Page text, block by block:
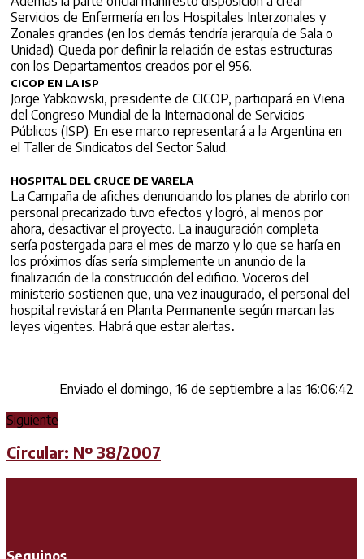
Servicios de Enfermería en los Hospitales Interzonales y
Zonales grandes (en los demás tendría jerarquía de Sala o
Unidad). Queda por definir la relación de estas estructuras
con los Departamentos creados por el 956.
CICOP EN LA ISP
Jorge Yabkowski, presidente de CICOP, participará en Viena
del Congreso Mundial de la Internacional de Servicios
Públicos (ISP). En ese marco representará a la Argentina en
el Taller de Sindicatos del Sector Salud.
HOSPITAL DEL CRUCE DE VARELA
La Campaña de afiches denunciando los planes de abrirlo con
personal precarizado tuvo efectos y logró, al menos por
ahora, desactivar el proyecto. La inauguración completa
sería postergada para el mes de marzo y lo que se haría en
los próximos días sería simplemente un anuncio de la
finalización de la construcción del edificio. Voceros del
ministerio sostienen que, una vez inaugurado, el personal del
hospital revistará en Planta Permanente según marcan las
leyes vigentes. Habrá que estar alertas.
Enviado el domingo, 16 de septiembre a las 16:06:42
Siguiente
Circular: Nº 38/2007